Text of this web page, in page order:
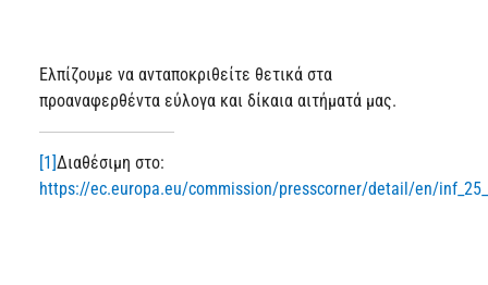
Ελπίζουμε να ανταποκριθείτε θετικά στα
προαναφερθέντα εύλογα και δίκαια αιτήματά μας.
[1]Διαθέσιμη στο:
https://ec.europa.eu/commission/presscorner/detail/en/